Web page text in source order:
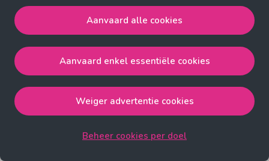
Aanvaard alle cookiesgaat akkoord met de strict
noodzakelijke, analytische, functionele en advertentie
cookies.
de strict noodzakelijke cookies.
Weiger advertentie cookiesgaat akkoord met de strict
Aanvaard alle cookies
Aanvaard enkel essentiële cookies
Weiger advertentie cookies
Beheer cookies per doel